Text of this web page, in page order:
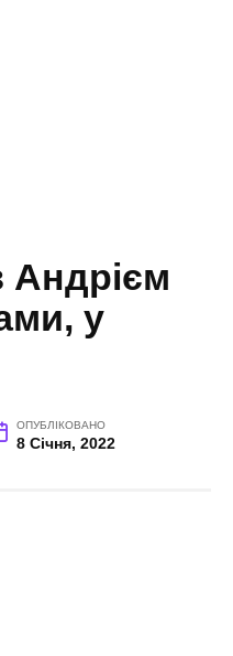
Андрієм
у
ОПУБЛІКОВАНО
8 Січня, 2022